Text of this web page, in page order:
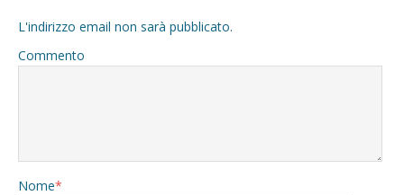
L'indirizzo email non sarà pubblicato.
Commento
Nome*